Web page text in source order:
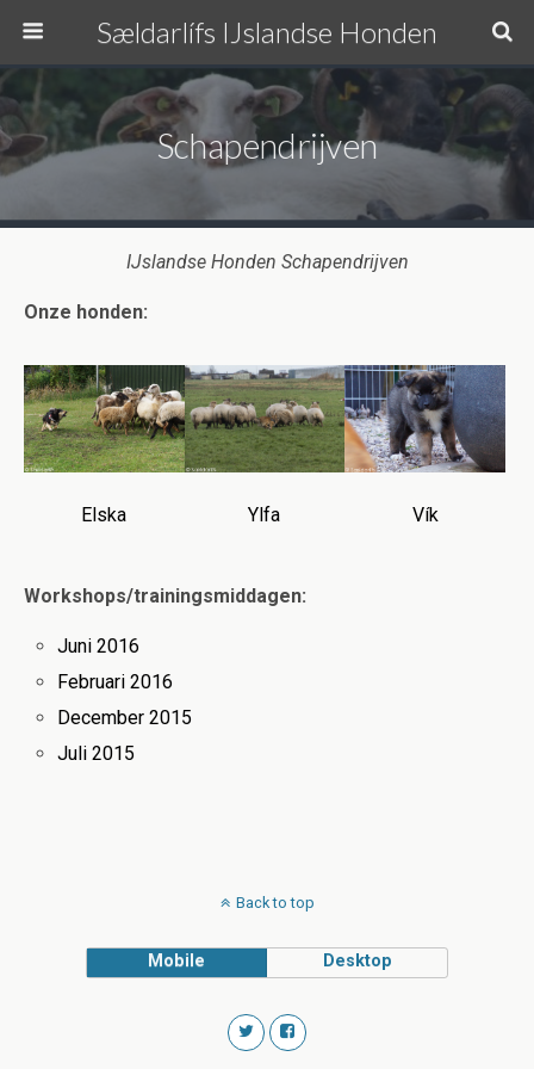
Sældarlífs IJslandse Honden
Schapendrijven
IJslandse Honden Schapendrijven
Onze honden:
Elska Ylfa Vík
Workshops/trainingsmiddagen:
Juni 2016
Februari 2016
December 2015
Juli 2015
Back to top
Mobile Desktop